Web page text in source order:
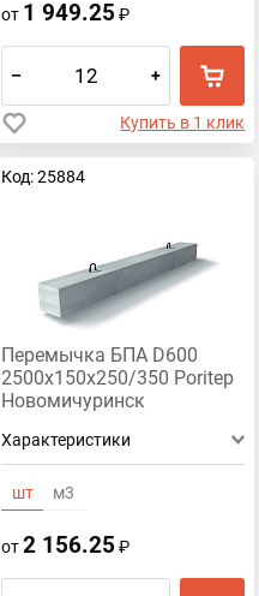
от 1 949.25 ₽
– +
Купить в 1 клик
Код: 25884
Перемычка БПА D600
2500х150х250/350 Poritep
Новомичуринск
Характеристики
шт м3
от2 156.25 ₽